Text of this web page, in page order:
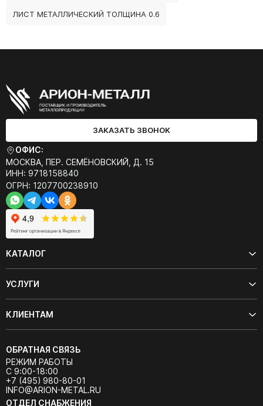
ЛИСТ МЕТАЛЛИЧЕСКИЙ ТОЛЩИНА 0.6
ЗАКАЗАТЬ ЗВОНОК
ОФИС:
МОСКВА, ПЕР. СЕМЁНОВСКИЙ, Д. 15
ИНН: 9718158840
ОГРН: 1207700238910
КАТАЛОГ
УСЛУГИ
КЛИЕНТАМ
ОБРАТНАЯ СВЯЗЬ
РЕЖИМ РАБОТЫ
С 9:00-18:00
+7 (495) 980-80-01
INFO@ARION-METAL.RU
ОТДЕЛ СНАБЖЕНИЯ